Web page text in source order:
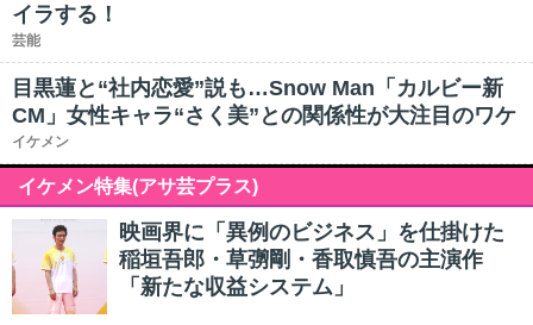
イラする！
芸能
目黒蓮と“社内恋愛”説も…Snow Man「カルビー新
CM」女性キャラ“さく美”との関係性が大注目のワケ
イケメン
イケメン特集(アサ芸プラス)
映画界に「異例のビジネス」を仕掛けた
稲垣吾郎・草彅剛・香取慎吾の主演作
「新たな収益システム」